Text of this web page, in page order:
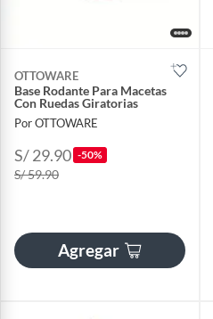
OTTOWARE
Base Rodante Para Macetas
Con Ruedas Giratorias
Por OTTOWARE
S/ 29.90 -50%
S/ 59.90
Agregar